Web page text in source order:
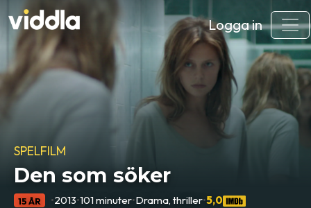
Logga in
SPELFILM
Den som söker
15 ÅR •2013•101 minuter•Drama, thriller•5,0